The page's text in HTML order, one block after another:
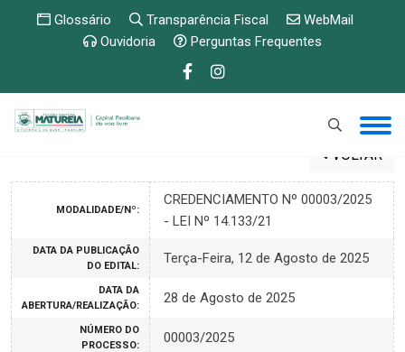
Glossário Transparência Fiscal
WebMail
Ouvidoria
Perguntas Frequentes
VOLTAR
MODALIDADE/Nº:
CREDENCIAMENTO Nº 00003/2025
- LEI Nº 14.133/21
DATA DA PUBLICAÇÃO
DO EDITAL:
Terça-Feira, 12 de Agosto de 2025
DATA DA
ABERTURA/REALIZAÇÃO:
28 de Agosto de 2025
NÚMERO DO
PROCESSO:
00003/2025